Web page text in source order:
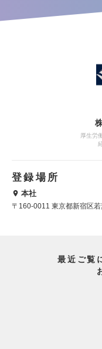
厚生労
登録場所
本社
〒160-0011 東京都新宿区
最近ご覧